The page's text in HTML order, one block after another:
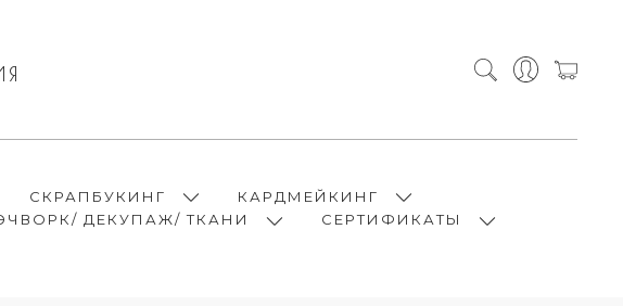
СКРАПБУКИНГ
КАРДМЕЙКИНГ
ДЕКУПАЖ/ ТКАНИ
СЕРТИФИКАТЫ